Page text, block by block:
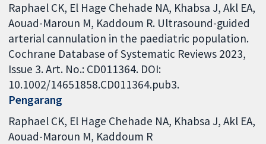
Raphael CK, El Hage Chehade NA, Khabsa J, Akl EA,
Aouad-Maroun M, Kaddoum R. Ultrasound-guided
arterial cannulation in the paediatric population.
Cochrane Database of Systematic Reviews 2023,
Issue 3. Art. No.: CD011364. DOI:
10.1002/14651858.CD011364.pub3.
Pengarang
Raphael CK El Hage Chehade NA Khabsa J Akl EA
Aouad-Maroun M Kaddoum R